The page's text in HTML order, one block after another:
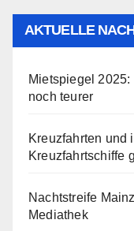
AKTUELLE
Mietspiegel
noch teurer
Kreuzfahrten und
Kreuzfahrtschiffe
Nachtstreife
Mediathek